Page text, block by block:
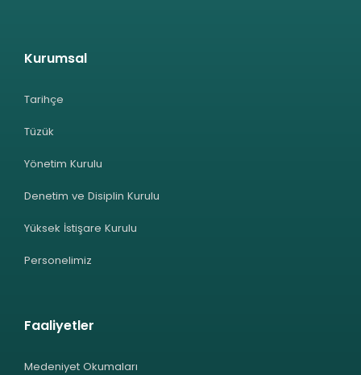
Kurumsal
Tarihçe
Tüzük
Yönetim Kurulu
Denetim ve Disiplin Kurulu
Yüksek İstişare Kurulu
Personelimiz
Faaliyetler
Medeniyet Okumaları